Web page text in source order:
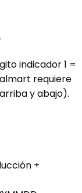
indicador 1 =
requiere
y abajo).
+